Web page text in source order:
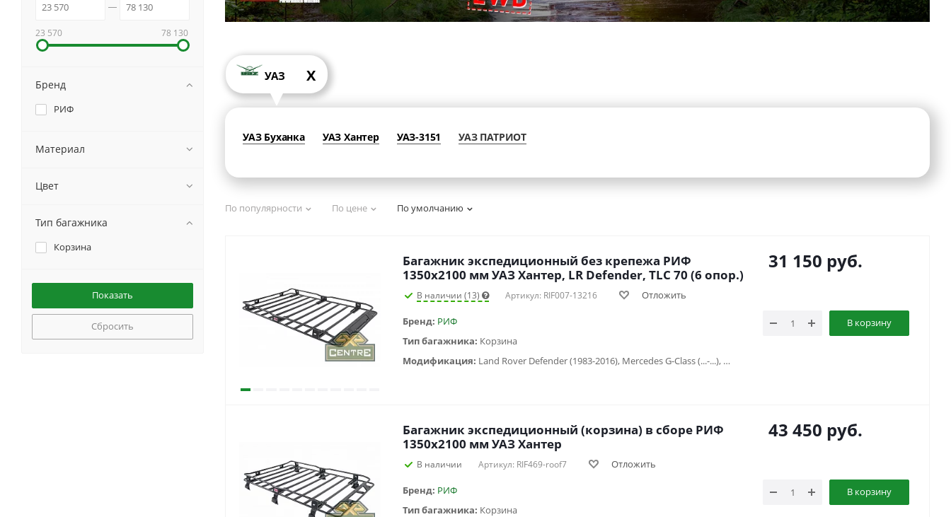
УАЗ X
УАЗ Буханка УАЗ Хантер УАЗ-3151 УАЗ ПАТРИОТ
По популярности По цене По умолчанию
Багажник экспедиционный без крепежа РИФ
1350х2100 мм УАЗ Хантер, LR Defender, TLC 70 (6 опор.)
В наличии (13) Артикул: RIF007-13216 Отложить
Бренд: РИФ
Тип багажника: Корзина
Модификация:
Land Rover Defender (1983-2016), Mercedes G-Class (...-...), Mercedes G-Class (...-...), Toyota Land Cruiser 70 (1990-1996), УАЗ Хантер (2003-...), УАЗ-3151
31 150 руб.
В корзину
Багажник экспедиционный (корзина) в сборе РИФ
1350x2100 мм УАЗ Хантер
В наличии Артикул: RIF469-roof7 Отложить
Бренд: РИФ
Тип багажника: Корзина
43 450 руб.
В корзину
23 570 78 130
Бренд
РИФ
Материал
Цвет
Тип багажника
Корзина
Сбросить